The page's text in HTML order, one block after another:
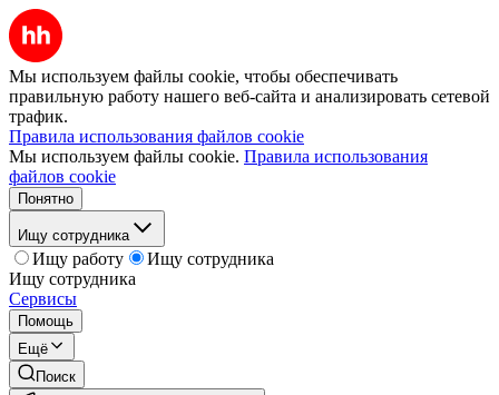
Мы используем файлы cookie, чтобы обеспечивать
правильную работу нашего веб-сайта и анализировать сетевой
трафик.
Правила использования файлов cookie
Мы используем файлы cookie. Правила использования
файлов cookie
Понятно
Ищу сотрудника
Ищу работу
Ищу сотрудника
Ищу сотрудника
Сервисы
Помощь
Ещё
Поиск